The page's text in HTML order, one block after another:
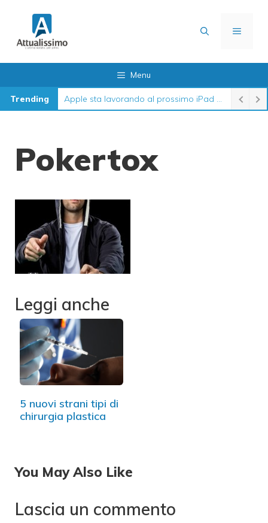
contenuto
MENU
Menu
Trending Apple sta lavorando al prossimo iPad 12 in queste settimane
Pokertox
Leggi anche
5 nuovi strani tipi di
chirurgia plastica
You May Also Like
Lascia un commento